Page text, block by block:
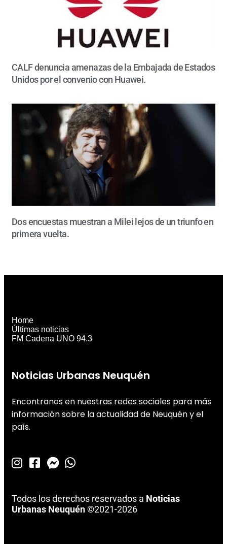
CALF denuncia amenazas de la Embajada de Estados
Unidos por el convenio con Huawei.
Dos encuestas muestran a Milei lejos de un triunfo en
primera vuelta.
Noticias Urbanas Neuquén
Encontranos en nuestras redes sociales para más
información sobre la actualidad de Neuquén y el
país.
Todos los derechos reservados a Noticias
Urbanas Neuquén©2021-2026
Home
Últimas noticias
FM Cadena UNO 94.3